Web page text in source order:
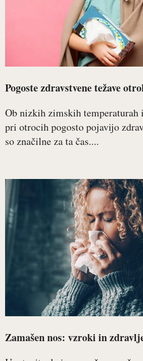
Pogoste zdravstvene težave
Ob nizkih zimskih temperaturah
pri otrocih pogosto pojavijo
so značilne za ta čas....
Zamašen nos: vzroki in